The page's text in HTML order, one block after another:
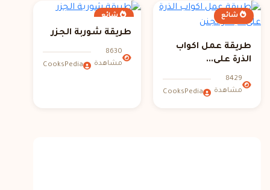
شائع
طريقة عمل اكواب
الذرة على...
8429
مشاهدة
CooksPedia
شائع
طريقة شوربة الجزر
8630
مشاهدة
CooksPedia